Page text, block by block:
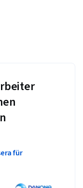
für